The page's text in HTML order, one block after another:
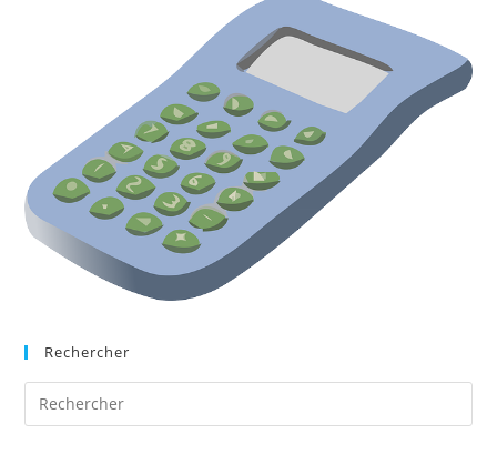
Rechercher